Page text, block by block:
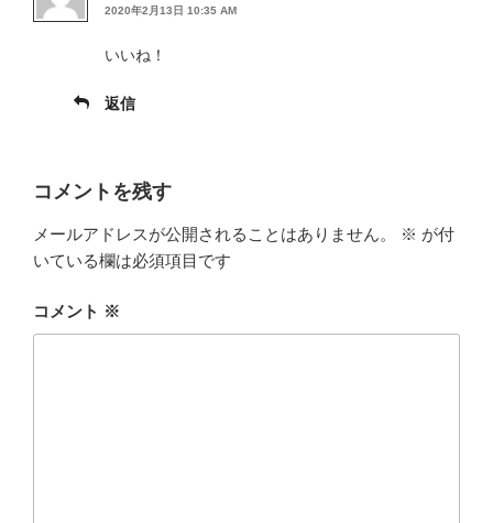
2020年2月13日 10:35 AM
いいね！
返信
コメントを残す
メールアドレスが公開されることはありません。 ※ が付
いている欄は必須項目です
コメント ※